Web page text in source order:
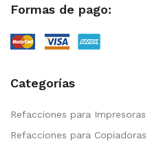
Formas de pago:
Categorías
Refacciones para Impresoras
Refacciones para Copiadoras